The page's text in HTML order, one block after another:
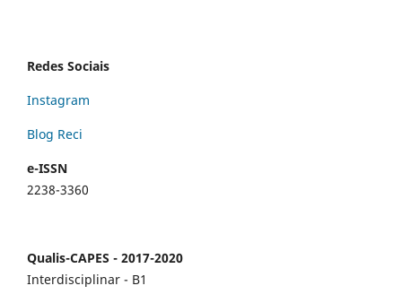
Redes Sociais
Instagram
Blog Reci
e-ISSN
2238-3360
Qualis-CAPES - 2017-2020
Interdisciplinar - B1